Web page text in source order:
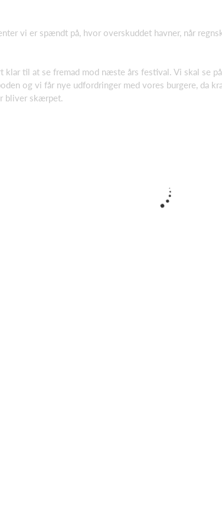
vi er spændt på, hvor overskuddet havner, når
til at se fremad mod næste års festival. Vi skal se på
og vi får nye udfordringer med vores burgere, da
bliver skærpet.